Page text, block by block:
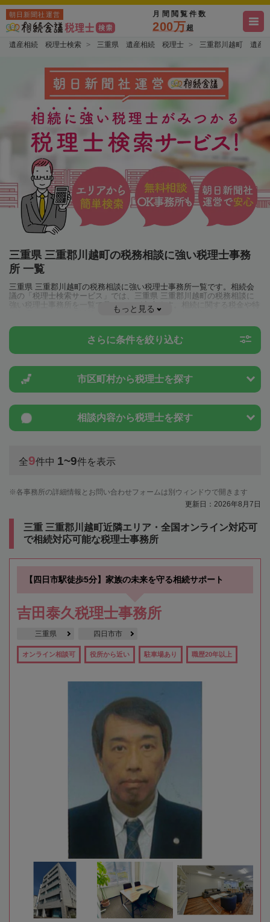
朝日新聞社運営 月間閲覧件数
200万超
遺産相続 税理士検索 三重県 遺産相続 税理士 三重郡川越町 遺産
三重県 三重郡川越町の税務相談に強い税理士事務
所 一覧
三重県 三重郡川越町の税務相談に強い税理士事務所一覧です。相続会
議の「税理士検索サービス」では、三重県 三重郡川越町の税務相談に
強い税理士事務所を一覧で見ることが出来ます。相続に関する税金や特
例制度のことは一度近隣の税理士に相談してみましょう。
もっと見る
さらに条件を絞り込む
市区町村から税理士を探す
相談内容から税理士を探す
全9件中 1~9件を表示
各事務所の詳細情報とお問い合わせフォームは別ウィンドウで開きます
更新日：2026年8月7日
三重 三重郡川越町近隣エリア・全国オンライン対応可
で相続対応可能な税理士事務所
【四日市駅徒歩5分】家族の未来を守る相続サポート
吉田泰久税理士事務所
三重県 四日市市
オンライン相談可 役所から近い 駐車場あり 職歴20年以上